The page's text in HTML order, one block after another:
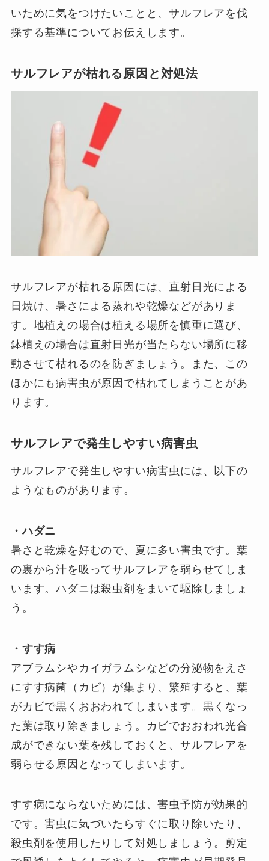
いために気をつけたいことと、サルフレアを伐
採する基準についてお伝えします。
サルフレアが枯れる原因と対処法
サルフレアが枯れる原因には、直射日光による
日焼け、暑さによる蒸れや乾燥などがありま
す。地植えの場合は植える場所を慎重に選び、
鉢植えの場合は直射日光が当たらない場所に移
動させて枯れるのを防ぎましょう。また、この
ほかにも病害虫が原因で枯れてしまうことがあ
ります。
サルフレアで発生しやすい病害虫
サルフレアで発生しやすい病害虫には、以下の
ようなものがあります。
・ハダニ
暑さと乾燥を好むので、夏に多い害虫です。葉
の裏から汁を吸ってサルフレアを弱らせてしま
います。ハダニは殺虫剤をまいて駆除しましょ
う。
・すす病
アブラムシやカイガラムシなどの分泌物をえさ
にすす病菌（カビ）が集まり、繁殖すると、葉
がカビで黒くおおわれてしまいます。黒くなっ
た葉は取り除きましょう。カビでおおわれ光合
成ができない葉を残しておくと、サルフレアを
弱らせる原因となってしまいます。
すす病にならないためには、害虫予防が効果的
です。害虫に気づいたらすぐに取り除いたり、
殺虫剤を使用したりして対処しましょう。剪定